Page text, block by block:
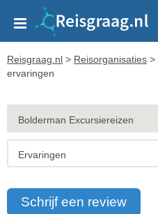
Reisgraag.nl > Reisorganisaties >
ervaringen
Bolderman Excursiereizen
Ervaringen
Schrijf een review